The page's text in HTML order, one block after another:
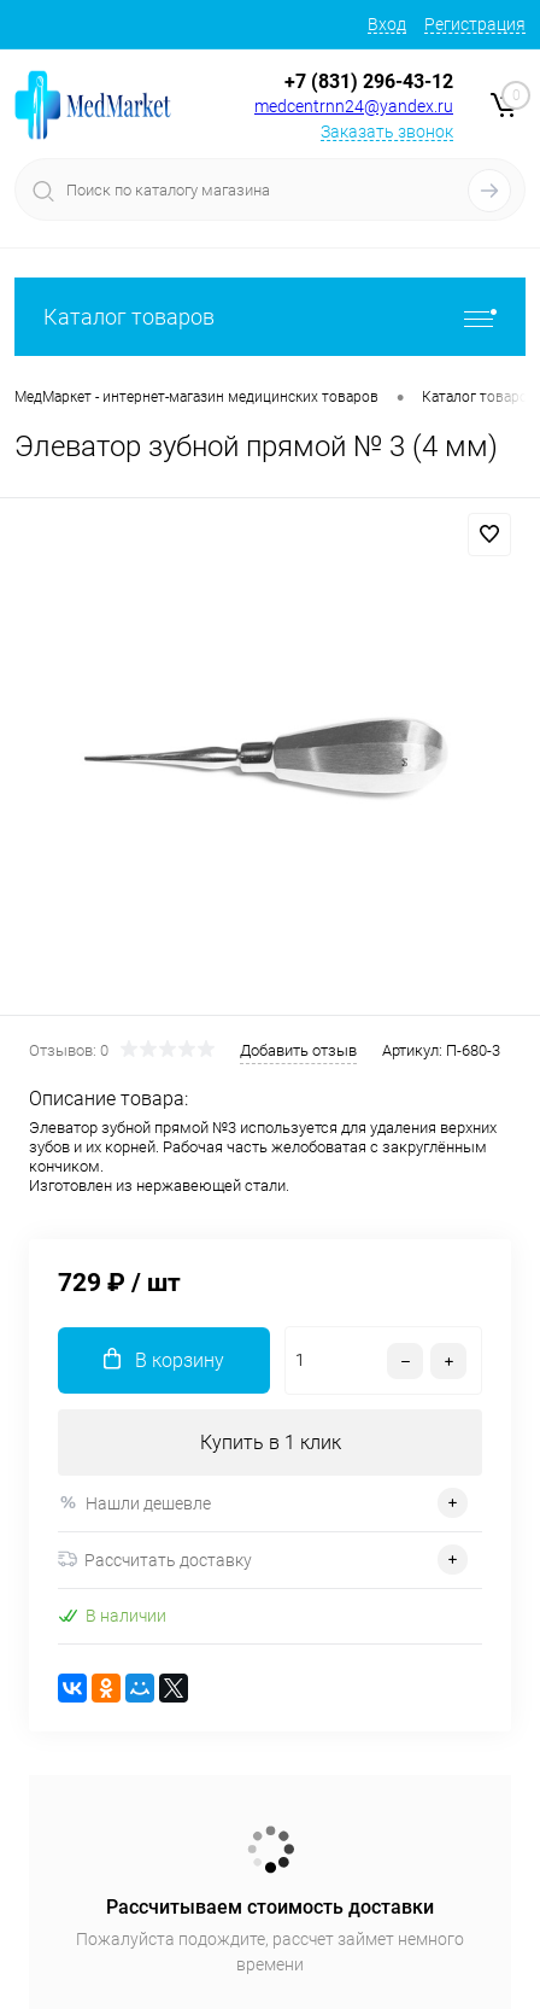
Вход Регистрация
+7 (831) 296-43-12
medcentrnn24@yandex.ru
Заказать звонок
0
Каталог товаров
МедМаркет - интернет-магазин медицинских товаров • Каталог товаров
Элеватор зубной прямой № 3 (4 мм)
Отзывов: 0 Добавить отзыв Артикул: П-680-3
Описание товара:
Элеватор зубной прямой №3 используется для удаления верхних
зубов и их корней. Рабочая часть желобоватая с закруглённым
кончиком.
Изготовлен из нержавеющей стали.
729 ₽ / шт
В корзину
Купить в 1 клик
Нашли дешевле
Рассчитать доставку
В наличии
Рассчитываем стоимость доставки
Пожалуйста подождите, рассчет займет немного
времени